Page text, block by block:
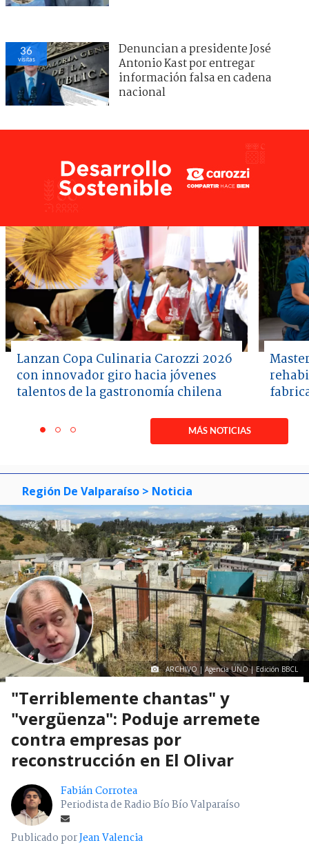
36
visitas
Denuncian a presidente José
Antonio Kast por entregar
información falsa en cadena
nacional
con innovador giro hacia jóvenes
talentos de la gastronomía chilena
item
0
item
1
item
2
Item
1
of
3
MÁS NOTICIAS
Región De Valparaíso> Noticia
ARCHIVO | Agencia UNO | Edición BBCL
"Terriblemente chantas" y
"vergüenza": Poduje arremete
contra empresas por